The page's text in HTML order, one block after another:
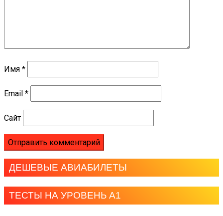
Имя *
Email *
Сайт
ДЕШЕВЫЕ АВИАБИЛЕТЫ
ТЕСТЫ НА УРОВЕНЬ А1